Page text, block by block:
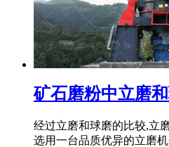
矿石磨粉中立磨
经过立磨和球磨的比较,立
选用一台品质优异的立磨